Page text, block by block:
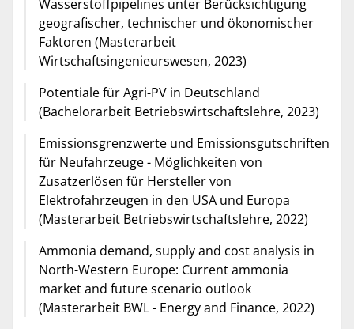
Wasserstoffpipelines unter Berücksichtigung
geografischer, technischer und ökonomischer
Faktoren (Masterarbeit
Wirtschaftsingenieurswesen, 2023)
Potentiale für Agri-PV in Deutschland
(Bachelorarbeit Betriebswirtschaftslehre, 2023)
Emissionsgrenzwerte und Emissionsgutschriften
für Neufahrzeuge - Möglichkeiten von
Zusatzerlösen für Hersteller von
Elektrofahrzeugen in den USA und Europa
(Masterarbeit Betriebswirtschaftslehre, 2022)
Ammonia demand, supply and cost analysis in
North-Western Europe: Current ammonia
market and future scenario outlook
(Masterarbeit BWL - Energy and Finance, 2022)